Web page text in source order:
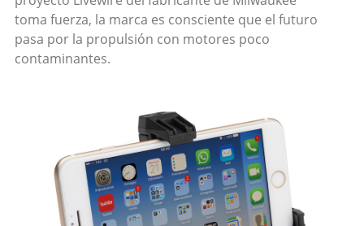
toma fuerza, la marca es consciente que el futuro
pasa por la propulsión con motores poco
contaminantes.